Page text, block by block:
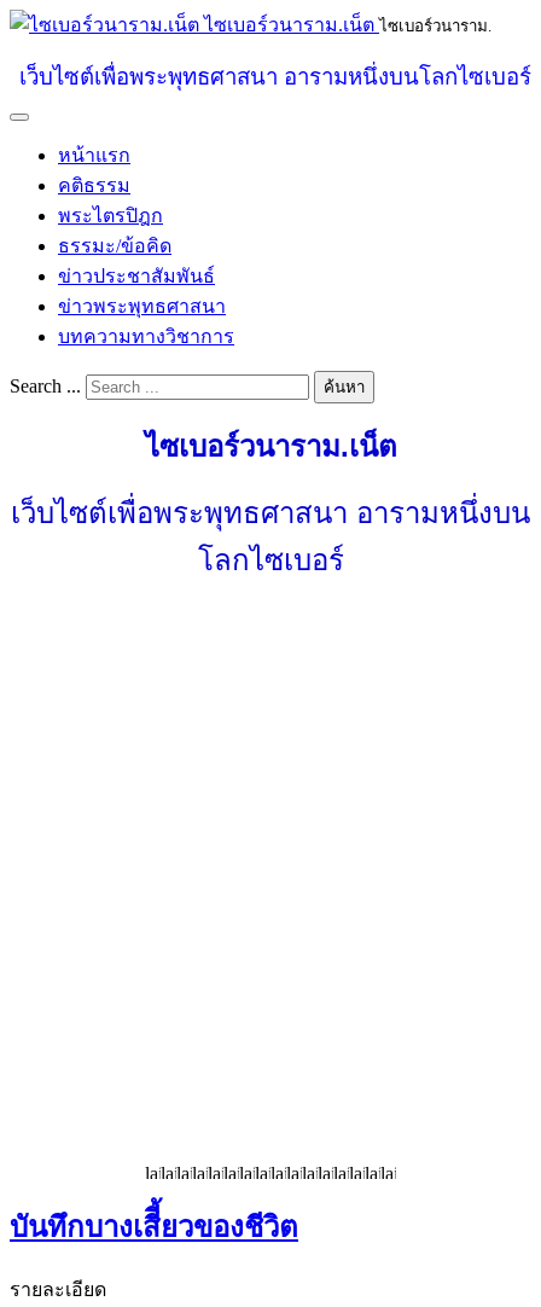
ไซเบอร์วนาราม.เน็ต ไซเบอร์วนาราม.
เว็บไซต์เพื่อพระพุทธศาสนา อารามหนึ่งบนโลกไซเบอร์
หน้าแรก
คติธรรม
พระไตรปิฎก
ธรรมะ/ข้อคิด
ข่าวประชาสัมพันธ์
ข่าวพระพุทธศาสนา
บทความทางวิชาการ
Search ... ค้นหา
ไซเบอร์วนาราม.เน็ต
เว็บไซต์เพื่อพระพุทธศาสนา อารามหนึ่งบน
โลกไซเบอร์
บันทึกบางเสีี้ยวของชีวิต
รายละเอียด